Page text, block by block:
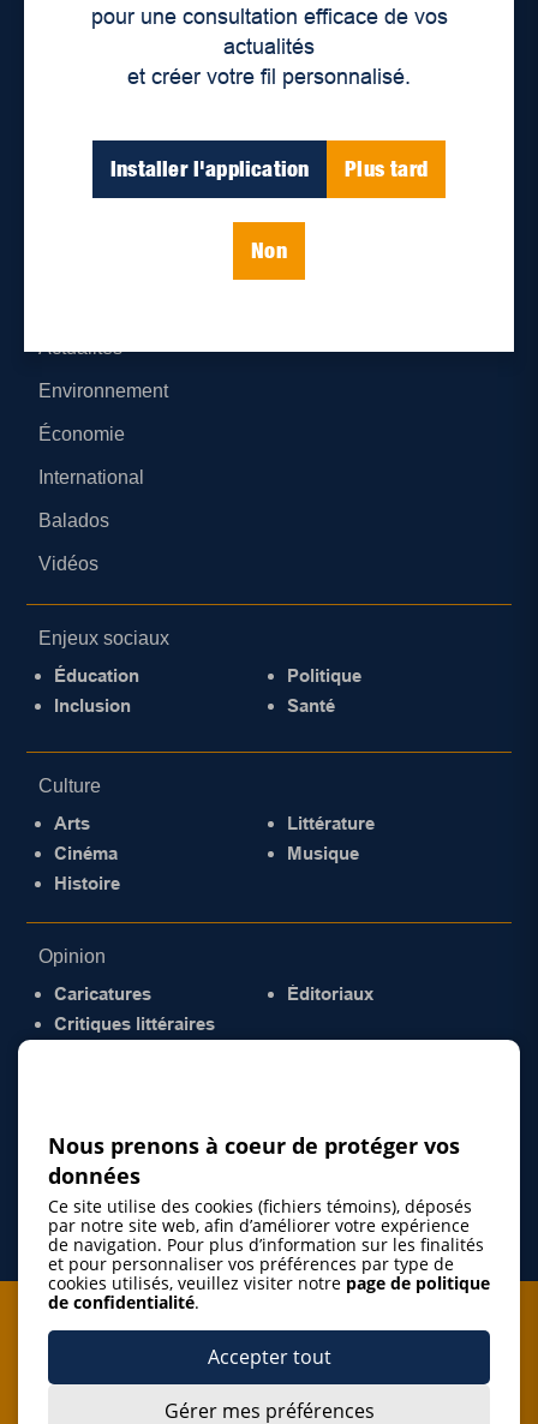
pour une consultation efficace de vos
actualités
et créer votre fil personnalisé.
Installer l'application Plus tard
Non
Devenir partenaire
Lieux de distribution
Nous joindre
Parutions numériques
Actualités
Environnement
Économie
International
Balados
Vidéos
Enjeux sociaux
Éducation
Inclusion
Politique
Santé
Culture
Arts
Cinéma
Histoire
Littérature
Musique
Opinion
Caricatures
Critiques littéraires
Éditoriaux
Je m'abonne à l'infolettre
Nous prenons à coeur de protéger vos
données
Ce site utilise des cookies (fichiers témoins), déposés
par notre site web, afin d’améliorer votre expérience
de navigation. Pour plus d’information sur les finalités
et pour personnaliser vos préférences par type de
cookies utilisés, veuillez visiter notre page de politique
de confidentialité.
Accepter tout
Gérer mes préférences